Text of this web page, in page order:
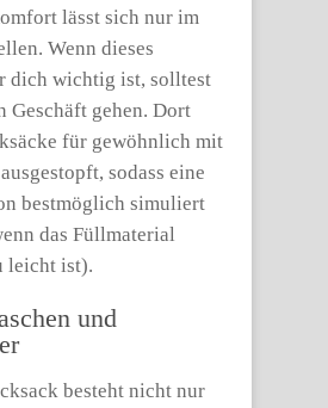
lässt sich nur im
Wenn dieses
dich wichtig ist, solltest
Geschäft gehen. Dort
für gewöhnlich mit
sodass eine
bestmöglich simuliert
das Füllmaterial
leicht ist).
und
besteht nicht nur